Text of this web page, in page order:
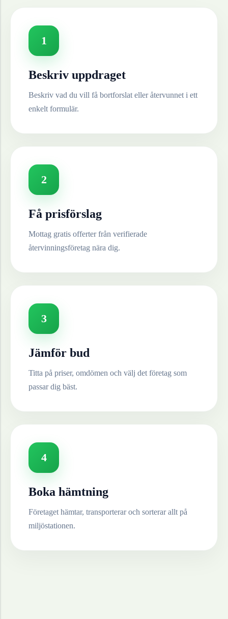
1
Beskriv uppdraget
Beskriv vad du vill få bortforslat eller återvunnet i ett
enkelt formulär.
2
Få prisförslag
Mottag gratis offerter från verifierade
återvinningsföretag nära dig.
3
Jämför bud
Titta på priser, omdömen och välj det företag som
passar dig bäst.
4
Boka hämtning
Företaget hämtar, transporterar och sorterar allt på
miljöstationen.